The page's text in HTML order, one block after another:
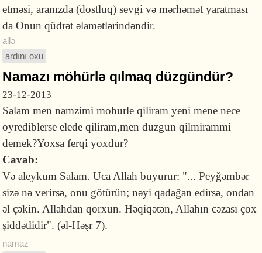
etməsi, aranızda (dostluq) sevgi və mərhəmət yaratması
da Onun qüdrət əlamətlərindəndir.
ailə
ardını oxu
Namazı möhürlə qılmaq düzgündür?
23-12-2013
Salam men namzimi mohurle qiliram yeni mene nece
oyrediblerse elede qiliram,men duzgun qilmirammi
demek?Yoxsa ferqi yoxdur?
Cavab:
Və aleykum Salam. Uca Allah buyurur: "... Peyğəmbər
sizə nə verirsə, onu götürün; nəyi qadağan edirsə, ondan
əl çəkin. Allahdan qorxun. Həqiqətən, Allahın cəzası çox
şiddətlidir". (əl-Həşr 7).
namaz